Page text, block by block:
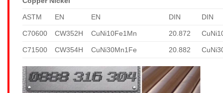
ASTM EN EN DIN DIN
C70600 CW352H CuNi10Fe1Mn 20.872
C71500 CW354H CuNi30Mn1Fe 20.882